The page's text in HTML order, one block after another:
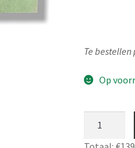
Te bestellen
Op